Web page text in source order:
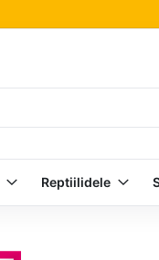
Reptiilidele